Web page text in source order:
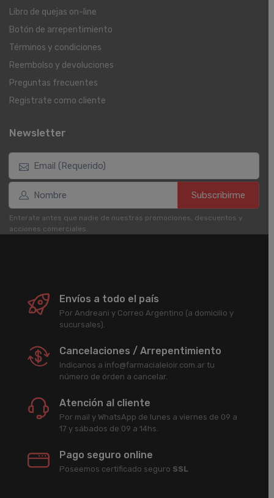
Libro de quejas on-line
Botón de arrepentimiento
Términos y condiciones
Reembolso y devoluciones
Preguntas frecuentes
Registrate como cliente
Newsletter
Subscribirme
Enterate antes que nadie de nuestras promociones, descuentos y
acciones comerciales.
Envíos a todo el país
Por Andreani y Correo Argentino (a domicilio y
sucursales).
Cancelaciones / Arrepentimiento
Indicanos a info@farmacialeloir.com.ar tu
número de órden a cancelar.
Atención al cliente
Por mail y WhatsApp de lunes a viernes de 09 a
17 y sábados de 09 a 14hs.
Pago seguro online
Poseemos certificado seguro SSL